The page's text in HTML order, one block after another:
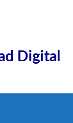
Digital